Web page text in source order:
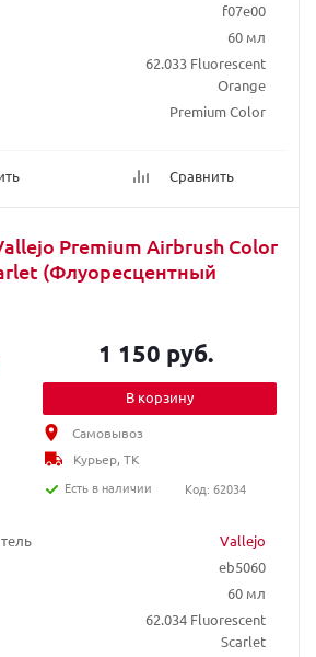
f07e00
60 мл
62.033 Fluorescent
Orange
Premium Color
Сравнить
Premium Airbrush Color
(Флуоресцентный
Vallejo
eb5060
60 мл
62.034 Fluorescent
Scarlet
1 150 руб.
В корзину
Самовывоз
Курьер, ТК
Есть в наличии
Код: 62034